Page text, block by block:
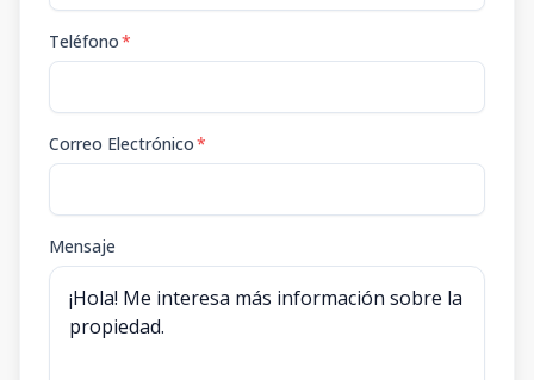
Teléfono*
Correo Electrónico*
Mensaje